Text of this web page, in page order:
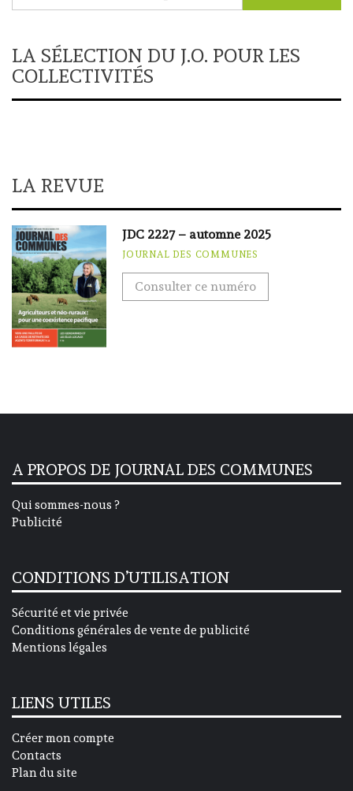
LA SÉLECTION DU J.O. POUR LES
COLLECTIVITÉS
LA REVUE
JDC 2227 – automne 2025
JOURNAL DES COMMUNES
Consulter ce numéro
A PROPOS DE JOURNAL DES COMMUNES
Qui sommes-nous ?
Publicité
CONDITIONS D’UTILISATION
Sécurité et vie privée
Conditions générales de vente de publicité
Mentions légales
LIENS UTILES
Créer mon compte
Contacts
Plan du site